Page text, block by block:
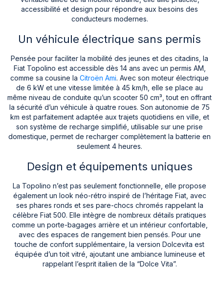
accessibilité et design pour répondre aux besoins des
conducteurs modernes.
Un véhicule électrique sans permis
Pensée pour faciliter la mobilité des jeunes et des citadins, la
Fiat Topolino est accessible dès 14 ans avec un permis AM,
comme sa cousine la Citroën Ami. Avec son moteur électrique
de 6 kW et une vitesse limitée à 45 km/h, elle se place au
même niveau de conduite qu’un scooter 50 cm³, tout en offrant
la sécurité d’un véhicule à quatre roues. Son autonomie de 75
km est parfaitement adaptée aux trajets quotidiens en ville, et
son système de recharge simplifié, utilisable sur une prise
domestique, permet de recharger complètement la batterie en
seulement 4 heures.
Design et équipements uniques
La Topolino n’est pas seulement fonctionnelle, elle propose
également un look néo-rétro inspiré de l’héritage Fiat, avec
ses phares ronds et ses pare-chocs chromés rappelant la
célèbre Fiat 500. Elle intègre de nombreux détails pratiques
comme un porte-bagages arrière et un intérieur confortable,
avec des espaces de rangement bien pensés. Pour une
touche de confort supplémentaire, la version Dolcevita est
équipée d’un toit vitré, ajoutant une ambiance lumineuse et
rappelant l’esprit italien de la “Dolce Vita”.